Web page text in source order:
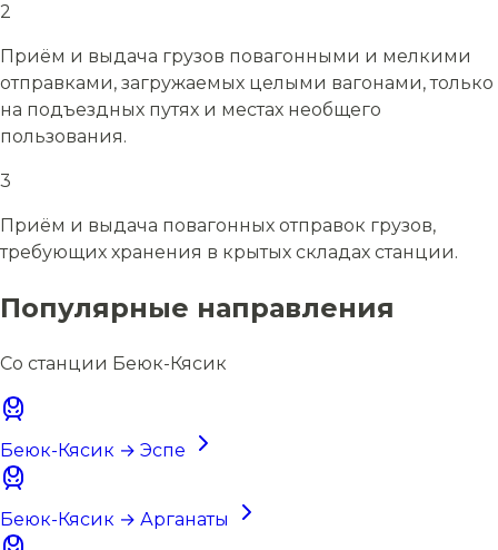
2
Приём и выдача грузов повагонными и мелкими
отправками, загружаемых целыми вагонами, только
на подъездных путях и местах необщего
пользования.
3
Приём и выдача повагонных отправок грузов,
требующих хранения в крытых складах станции.
Популярные направления
Со станции Беюк-Кясик
Беюк-Кясик → Эспе
Беюк-Кясик → Арганаты